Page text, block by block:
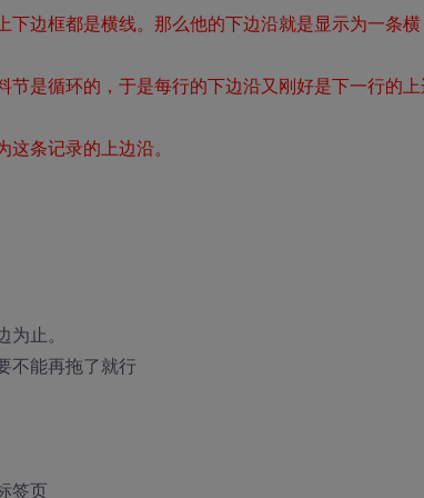
边框都是横线。那么他的下边沿就是显示为一条横
是循环的，于是每行的下边沿又刚好是下一行的上
条记录的上边沿。
止。
不能再拖了就行
签页